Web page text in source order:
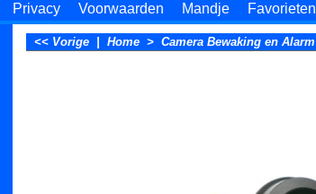
Privacy Voorwaarden Mandje Favorieten
<< Vorige Home > Camera Bewaking en Alarm